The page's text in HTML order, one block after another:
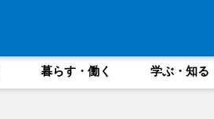
暮らす・働く 学ぶ・知る